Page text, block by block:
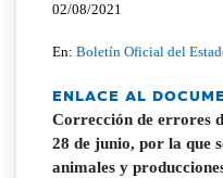
02/08/2021
En:Boletín Oficial del
ENLACE AL
Corrección de errores
28 de junio, por la que
animales y